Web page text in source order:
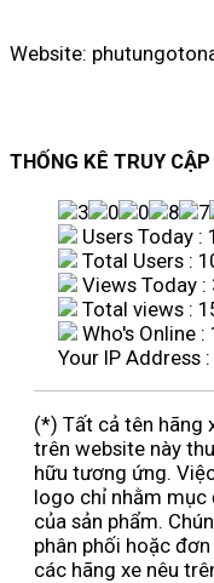
Website:
THỐNG KÊ TRUY CẬP
Users Today :
Total Users :
Views Today :
Total views :
Who's Online :
Your IP Address
(*) Tất cả tên hãng
trên website này
hữu tương ứng.
logo chỉ nhằm
của sản phẩm.
phân phối hoặc
các hãng xe nêu